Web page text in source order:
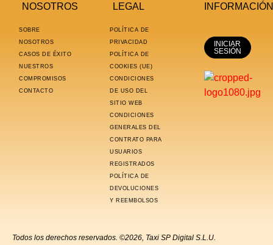
NOSOTROS
SOBRE
NOSOTROS
CASOS DE ÉXITO
NUESTROS
COMPROMISOS
CONTACTO
LEGAL
POLÍTICA DE
PRIVACIDAD
POLÍTICA DE
COOKIES (UE)
CONDICIONES
DE USO DEL
SITIO WEB
CONDICIONES
GENERALES DEL
CONTRATO PARA
USUARIOS
REGISTRADOS
POLÍTICA DE
DEVOLUCIONES
Y REEMBOLSOS
INFORMACIÓN
INICIAR
SESIÓN
Todos los derechos reservados. ©2026, Taxi SP Digital S.L.U.